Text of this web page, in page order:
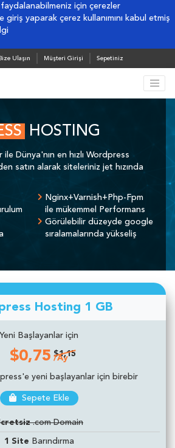
için çerezler
giriş yaparak çerez kullanımını kabul etmiş
Bize Ulaşın Müşteri Girişi Sepetiniz
HOSTING
ile Dünya'nın en hızlı Wordpress
satın alarak siteleriniz jet hızında
Nginx+Varnish+Php-Fpm
ile mükemmel Performans
Görülebilir düzeyde google
sıralamalarında yükseliş
Hosting 1 GB
Yeni Başlayanlar için
$0,75 $1,15
/Ay
yeni başlayanlar için birebir
Sepete Ekle
.com Domain
1 Site Barındırma